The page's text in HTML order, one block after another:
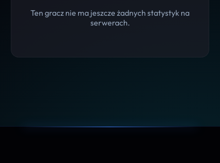
Ten gracz nie ma jeszcze żadnych statystyk na
serwerach.